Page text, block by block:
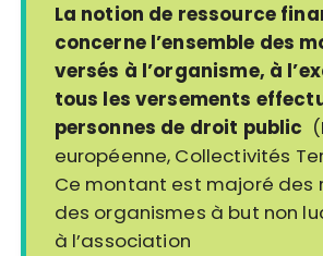
La notion de ressource
concerne l’ensemble des
versés à l’organisme, à
tous les versements
personnes de droit public
européenne, Collectivités
Ce montant est majoré des
des organismes à but non
à l’association